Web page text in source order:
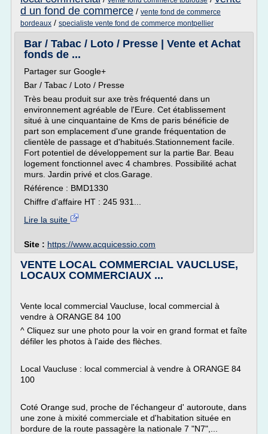
d un fond de commerce / vente fond de commerce
bordeaux / specialiste vente fond de commerce montpellier
Bar / Tabac / Loto / Presse | Vente et Achat
fonds de ...
Partager sur Google+
Bar / Tabac / Loto / Presse
Très beau produit sur axe très fréquenté dans un
environnement agréable de l'Eure. Cet établissement
situé à une cinquantaine de Kms de paris bénéficie de
part son emplacement d'une grande fréquentation de
clientèle de passage et d'habitués.Stationnement facile.
Fort potentiel de développement sur la partie Bar. Beau
logement fonctionnel avec 4 chambres. Possibilité achat
murs. Jardin privé et clos.Garage.
Référence : BMD1330
Chiffre d'affaire HT : 245 931...
Lire la suite
Site : https://www.acquicessio.com
VENTE LOCAL COMMERCIAL VAUCLUSE,
LOCAUX COMMERCIAUX ...
Vente local commercial Vaucluse, local commercial à
vendre à ORANGE 84 100
^ Cliquez sur une photo pour la voir en grand format et faîte
défiler les photos à l'aide des flèches.
Local Vaucluse : local commercial à vendre à ORANGE 84
100
Coté Orange sud, proche de l'échangeur d' autoroute, dans
une zone à mixité commerciale et d'habitation située en
bordure de la route passagère la nationale 7 "N7",...